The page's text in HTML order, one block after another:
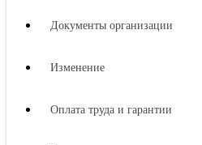
Документы организации
Изменение
Оплата труда и гарантии